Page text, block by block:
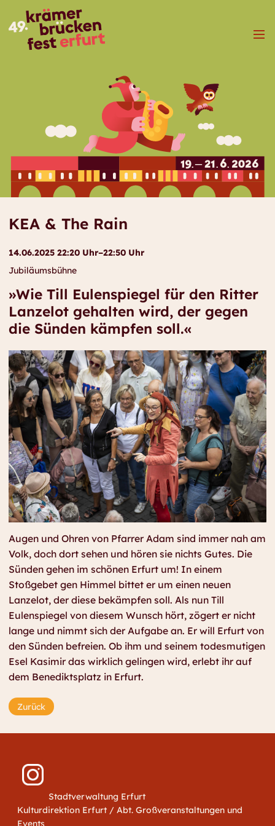
Menü
KEA & The Rain
14.06.2025 22:20 Uhr–22:50 Uhr
Jubiläumsbühne
»Wie Till Eulenspiegel für den Ritter
Lanzelot gehalten wird, der gegen
die Sünden kämpfen soll.«
Augen und Ohren von Pfarrer Adam sind immer nah am
Volk, doch dort sehen und hören sie nichts Gutes. Die
Sünden gehen im schönen Erfurt um! In einem
Stoßgebet gen Himmel bittet er um einen neuen
Lanzelot, der diese bekämpfen soll. Als nun Till
Eulenspiegel von diesem Wunsch hört, zögert er nicht
lange und nimmt sich der Aufgabe an. Er will Erfurt von
den Sünden befreien. Ob ihm und seinem todesmutigen
Esel Kasimir das wirklich gelingen wird, erlebt ihr auf
dem Benediktsplatz in Erfurt.
Zurück
Stadtverwaltung Erfurt
Kulturdirektion Erfurt / Abt. Großveranstaltungen und
Events